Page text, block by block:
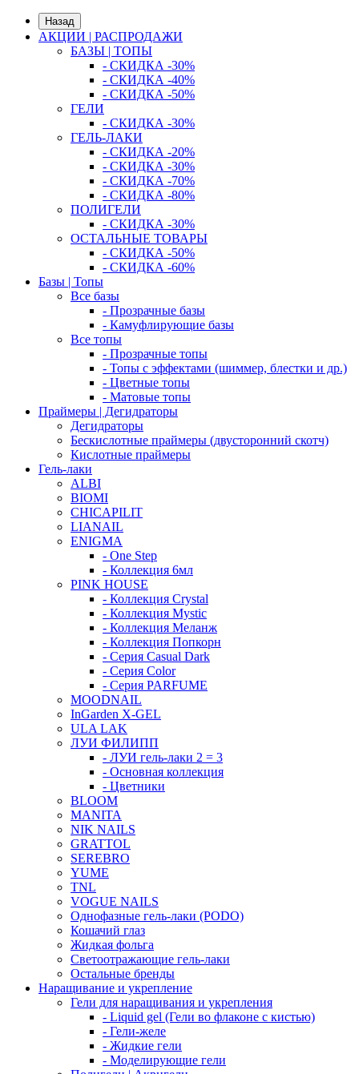
Назад
АКЦИИ | РАСПРОДАЖИ
БАЗЫ | ТОПЫ
- СКИДКА -30%
- СКИДКА -40%
- СКИДКА -50%
ГЕЛИ
- СКИДКА -30%
ГЕЛЬ-ЛАКИ
- СКИДКА -20%
- СКИДКА -30%
- СКИДКА -70%
- СКИДКА -80%
ПОЛИГЕЛИ
- СКИДКА -30%
ОСТАЛЬНЫЕ ТОВАРЫ
- СКИДКА -50%
- СКИДКА -60%
Базы | Топы
Все базы
- Прозрачные базы
- Камуфлирующие базы
Все топы
- Прозрачные топы
- Топы с эффектами (шиммер, блестки и др.)
- Цветные топы
- Матовые топы
Праймеры | Дегидраторы
Дегидраторы
Бескислотные праймеры (двусторонний скотч)
Кислотные праймеры
Гель-лаки
ALBI
BIOMI
CHICAPILIT
LIANAIL
ENIGMA
- One Step
- Коллекция 6мл
PINK HOUSE
- Коллекция Crystal
- Коллекция Mystic
- Коллекция Меланж
- Коллекция Попкорн
- Серия Casual Dark
- Серия Color
- Серия PARFUME
MOODNAIL
InGarden X-GEL
ULA LAK
ЛУИ ФИЛИПП
- ЛУИ гель-лаки 2 = 3
- Основная коллекция
- Цветники
BLOOM
MANITA
NIK NAILS
GRATTOL
SEREBRO
YUME
TNL
VOGUE NAILS
Однофазные гель-лаки (PODO)
Кошачий глаз
Жидкая фольга
Светоотражающие гель-лаки
Остальные бренды
Наращивание и укрепление
Гели для наращивания и укрепления
- Liquid gel (Гели во флаконе с кистью)
- Гели-желе
- Жидкие гели
- Моделирующие гели